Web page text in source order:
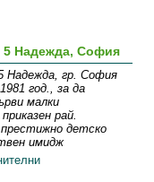
5 Надежда, София
Надежда, гр. София
год., за да
малки
рай.
детско
имидж